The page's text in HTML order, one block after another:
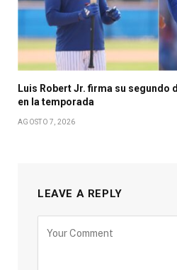
Luis Robert Jr. firma su segundo
en la temporada
AGOSTO 7, 2026
LEAVE A REPLY